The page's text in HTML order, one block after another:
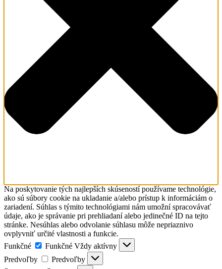
Na poskytovanie tých najlepších skúseností používame technológie,
ako sú súbory cookie na ukladanie a/alebo prístup k informáciám o
zariadení. Súhlas s týmito technológiami nám umožní spracovávať
údaje, ako je správanie pri prehliadaní alebo jedinečné ID na tejto
stránke. Nesúhlas alebo odvolanie súhlasu môže nepriaznivo
ovplyvniť určité vlastnosti a funkcie.
Funkčné
Funkčné Vždy aktívny
Predvoľby
Predvoľby